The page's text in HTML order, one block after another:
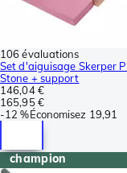
106 évaluations
Set d'aiguisage Skerper
Stone + support
146,04 €
165,95 €
-12 %Économisez 19,91
champion